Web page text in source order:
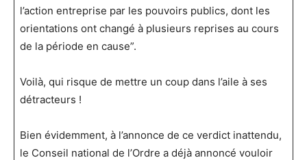
l’action entreprise par les pouvoirs publics, dont les
orientations ont changé à plusieurs reprises au cours
de la période en cause”.
Voilà, qui risque de mettre un coup dans l’aile à ses
détracteurs !
Bien évidemment, à l’annonce de ce verdict inattendu,
le Conseil national de l’Ordre a déjà annoncé vouloir